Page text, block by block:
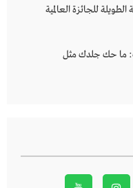
للجائزة العالمية
ما حك جلدك مثل